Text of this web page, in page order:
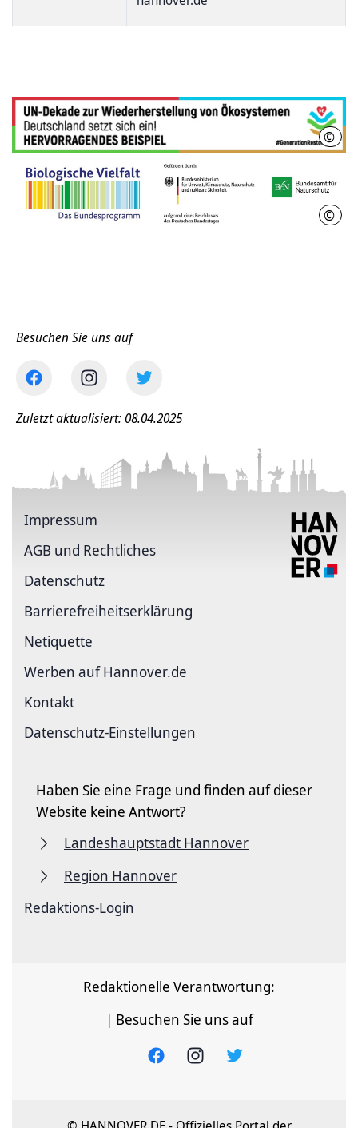
© UN
© BfN
Besuchen Sie uns auf
Zuletzt aktualisiert: 08.04.2025
Impressum
AGB und Rechtliches
Datenschutz
Barriere­freiheits­erklärung
Netiquette
Werben auf Hannover.de
Kontakt
Datenschutz-Einstellungen
Haben Sie eine Frage und finden auf dieser
Website keine Antwort?
Landeshauptstadt Hannover
Region Hannover
Redaktions-Login
Redaktionelle Verantwortung:
| Besuchen Sie uns auf